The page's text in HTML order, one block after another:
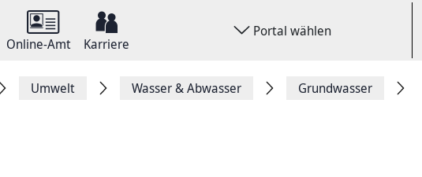
Online-Amt Karriere
Portal wählen
Umwelt Wasser & Abwasser Grundwasser